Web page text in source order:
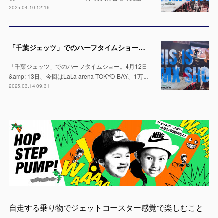
2025.04.10 12:16
「千葉ジェッツ」でのハーフタイムショー出演決定！LaLa arena TOKYO-BAYの1万人の会場で実施 ※4月12日 & 13日
「千葉ジェッツ」でのハーフタイムショー。4月12日
&amp; 13日、今回はLaLa arena TOKYO-BAY、1万…
2025.03.14 09:31
自走する乗り物でジェットコースター感覚で楽しむこと